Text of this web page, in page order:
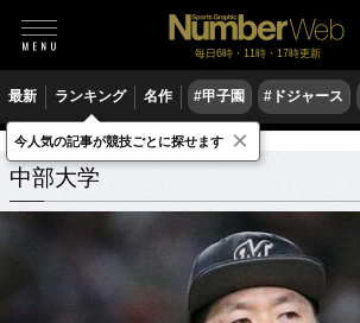
毎日6時・11時・17時更新
最新 ランキング 名作 #甲子園 #ドジャース
学校 愛知県 中部大学 関連記事
中部大学
今人気の記事が競技ごとに探せます ×